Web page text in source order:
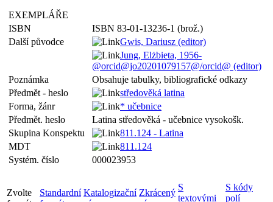
EXEMPLÁŘE
ISBN
ISBN 83-01-13236-1 (brož.)
Další původce
Gwis, Dariusz (editor)
Jung, Elżbieta, 1956-
@orcid@jo20201079157@/orcid@ (editor)
Poznámka
Obsahuje tabulky, bibliografické odkazy
Předmět - heslo
středověká latina
Forma, žánr
* učebnice
Předmět. heslo
Latina středověká - učebnice vysokošk.
Skupina Konspektu
811.124 - Latina
MDT
811.124
Systém. číslo
000023953
Zvolte
Standardní Katalogizační Zkrácený
S
textovými
S kódy
polí